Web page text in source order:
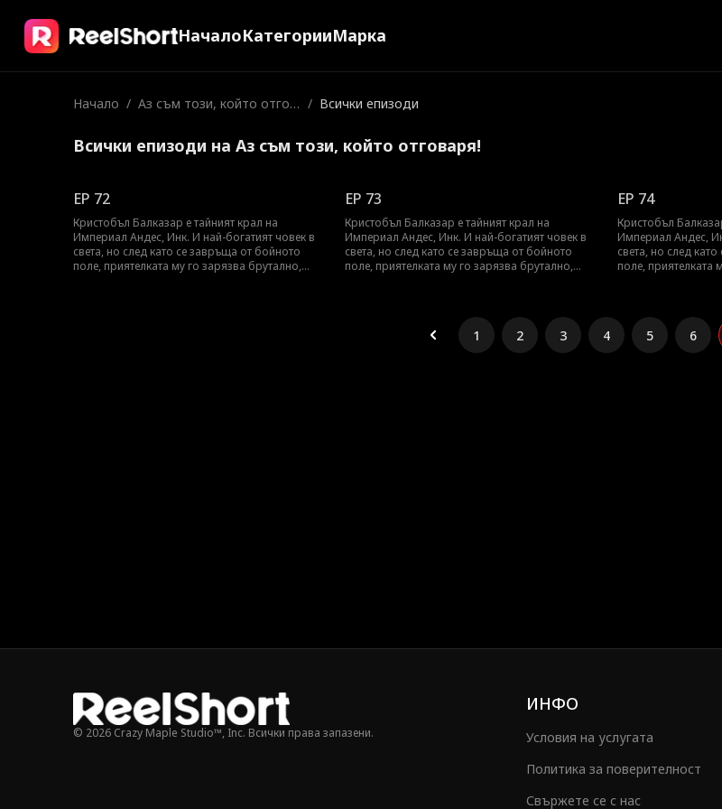
НачалоКатегорииМарка
Начало / Аз съм този, който отгов
/ Всички епизоди
Всички епизоди на Аз съм този, който отговаря!
EP 72
Кристобъл Балказар е тайният крал на
Империал Андес, Инк. И най-богатият човек в
света, но след като се завръща от бойнотo
поле, приятелката му го зарязва брутално,
EP 73
Кристобъл Балказар е тайният крал на
Империал Андес, Инк. И най-богатият човек в
света, но след като се завръща от бойнотo
поле, приятелката му го зарязва брутално,
EP 74
Кристобъл
Империал Андес,
света, но след
поле, приятелката
1 2 3 4 5 6
© 2026 Crazy Maple Studio™, Inc. Всички права запазени.
ИНФО
Условия на услугата
Политика за поверителност
Свържете се с нас